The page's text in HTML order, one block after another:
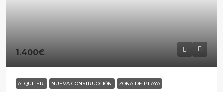
1.400€
ALQUILER NUEVA CONSTRUCCIÓN ZONA DE PLAYA